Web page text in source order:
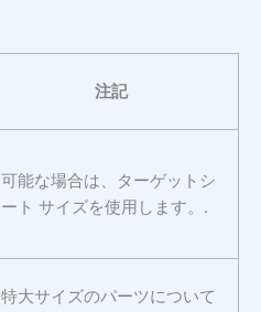
注記
可能な場合は、ターゲットシ
ート サイズを使用します。.
特大サイズのパーツについて